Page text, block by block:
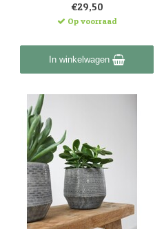
€29,50
Op voorraad
In winkelwagen